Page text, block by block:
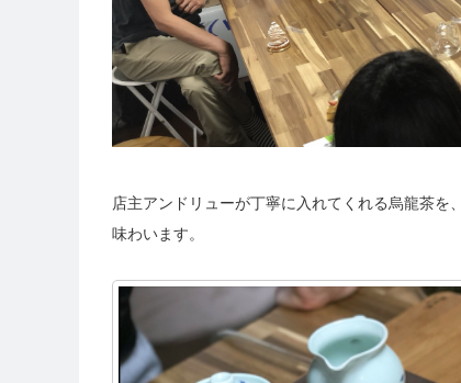
店主アンドリューが丁寧に入れてくれる烏龍茶を
味わいます。